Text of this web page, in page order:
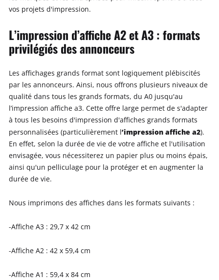
vos projets d'impression.
L’impression d’affiche A2 et A3 : formats
privilégiés des annonceurs
Les affichages grands format sont logiquement plébiscités
par les annonceurs. Ainsi, nous offrons plusieurs niveaux de
qualité dans tous les grands formats, du A0 jusqu'au
l’impression affiche a3. Cette offre large permet de s'adapter
à tous les besoins d'impression d'affiches grands formats
personnalisées (particulièrement l’impression affiche a2).
En effet, selon la durée de vie de votre affiche et l'utilisation
envisagée, vous nécessiterez un papier plus ou moins épais,
ainsi qu'un pelliculage pour la protéger et en augmenter la
durée de vie.
Nous imprimons des affiches dans les formats suivants :
-Affiche A3 : 29,7 x 42 cm
-Affiche A2 : 42 x 59,4 cm
-Affiche A1 : 59,4 x 84 cm